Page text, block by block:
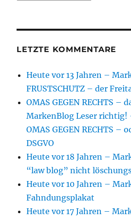
LETZTE KOMMENTARE
Heute vor 13 Jahren –
FRUSTSCHUTZ – der
OMAS GEGEN RECHTS –
MarkenBlog Leser richtig!
OMAS GEGEN RECHTS –
DSGVO
Heute vor 18 Jahren –
“law blog” nicht
Heute vor 10 Jahren –
Fahndungsplakat
Heute vor 17 Jahren –